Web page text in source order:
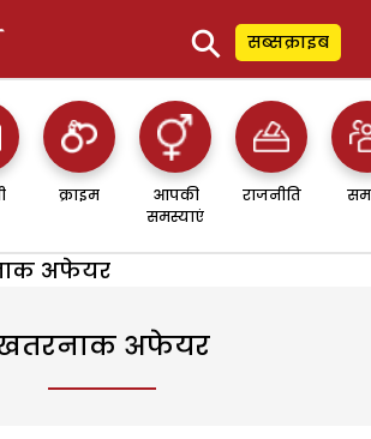
⚲ सब्सक्राइब
क्राइम
आपकी
समस्याएं
राजनीति
अफेयर
अफेयर